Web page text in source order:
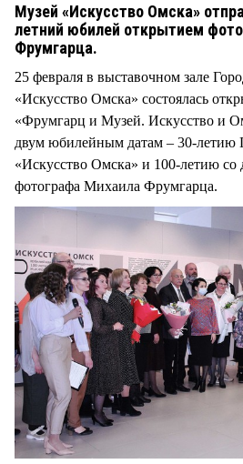
Музей «Искусство Омска»
летний юбилей открытием
Фрумгарца.
25 февраля в выставочном зале
«Искусство Омска» состоялась
«Фрумгарц и Музей. Искусство и
двум юбилейным датам – 30-летию
«Искусство Омска» и 100-летию со
фотографа Михаила Фрумгарца.